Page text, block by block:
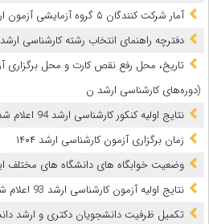
آمار شرکت کنندگان ۵ گروه آزمایشی آزمون ارشد 1402
دفترچه راهنمای انتخاب رشته کارشناسی ارشد ۹۳ منتشر شد
تاریخ‌، محل‌ رفع نقص کارت و محل‌ برگزاری‌
(دوره‌های‌ کارشناسی‌ ارشد ن
نتایج اولیه کنکور کارشناسی ارشد 94 اعلام شد
زمان برگزاری آزمون کارشناسی‌ ارشد ۱۴۰۴
وضعیت خوابگاه های دانشگاه های مختلف
نتایج اولیه آزمون کارشناسی ارشد 93 اعلام شد
تکمیل ظرفیت دانشجویان دکتری و ارشد